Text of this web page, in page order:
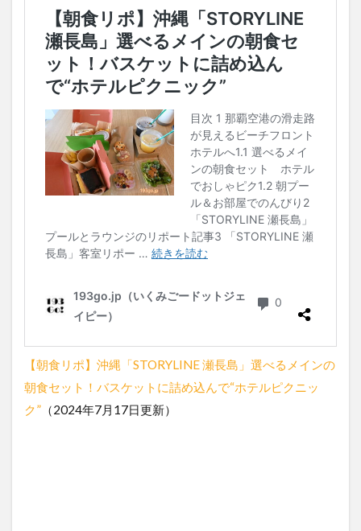
【朝食リポ】沖縄「STORYLINE 瀬長島」選べるメインの
朝食セット！バスケットに詰め込んで“ホテルピクニッ
ク” （2024年7月17日更新）